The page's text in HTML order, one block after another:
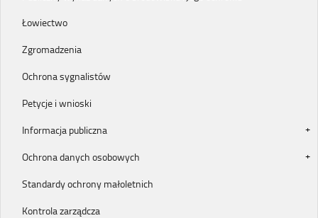
Łowiectwo
Zgromadzenia
Ochrona sygnalistów
Petycje i wnioski
Informacja publiczna
Ochrona danych osobowych
Standardy ochrony małoletnich
Kontrola zarządcza